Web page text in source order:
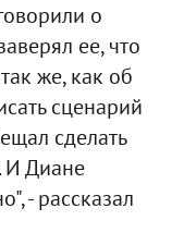
о
ее, что
же, как об
сценарий
сделать
И Диане
- рассказал